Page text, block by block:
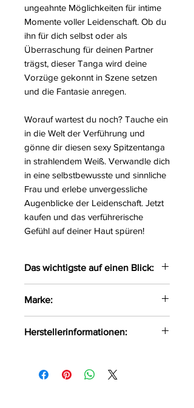
ungeahnte Möglichkeiten für intime
Momente voller Leidenschaft. Ob du
ihn für dich selbst oder als
Überraschung für deinen Partner
trägst, dieser Tanga wird deine
Vorzüge gekonnt in Szene setzen
und die Fantasie anregen.
Worauf wartest du noch? Tauche ein
in die Welt der Verführung und
gönne dir diesen sexy Spitzentanga
in strahlendem Weiß. Verwandle dich
in eine selbstbewusste und sinnliche
Frau und erlebe unvergessliche
Augenblicke der Leidenschaft. Jetzt
kaufen und das verführerische
Gefühl auf deiner Haut spüren!
Das wichtigste auf einen Blick:
Im Schritt offen
Größe:S/M, L/XL
Farbe:weiß
Marke:
Herstellerinformationen:
Krolewska Street 1